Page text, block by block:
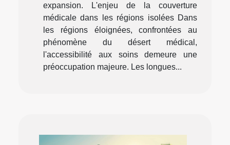
expansion. L'enjeu de la couverture
médicale dans les régions isolées Dans
les régions éloignées, confrontées au
phénomène du désert médical,
l'accessibilité aux soins demeure une
préoccupation majeure. Les longues...